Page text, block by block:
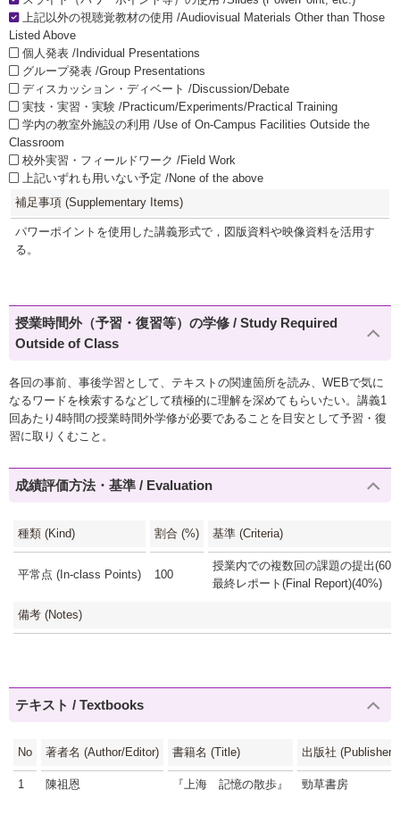
上記以外の視聴覚教材の使用 /Audiovisual Materials Other than Those
Listed Above
個人発表 /Individual Presentations
グループ発表 /Group Presentations
ディスカッション・ディベート /Discussion/Debate
実技・実習・実験 /Practicum/Experiments/Practical Training
学内の教室外施設の利用 /Use of On-Campus Facilities Outside the
Classroom
校外実習・フィールドワーク /Field Work
上記いずれも用いない予定 /None of the above
補足事項 (Supplementary Items)
パワーポイントを使用した講義形式で，図版資料や映像資料を活用す
る。
授業時間外（予習・復習等）の学修 / Study Required
Outside of Class
各回の事前、事後学習として、テキストの関連箇所を読み、WEBで気に
なるワードを検索するなどして積極的に理解を深めてもらいたい。講義1
回あたり4時間の授業時間外学修が必要であることを目安として予習・復
習に取りくむこと。
成績評価方法・基準 / Evaluation
種類 (Kind) 割合 (%) 基準 (Criteria)
平常点 (In-class Points) 100
授業内での複数回の課題の提出
最終レポート(Final Report)(40%)
備考 (Notes)
テキスト / Textbooks
No 著者名 (Author/Editor) 書籍名 (Title) 出版社 (Publisher)
1 陳祖恩 『上海 記憶の散歩』 勁草書房